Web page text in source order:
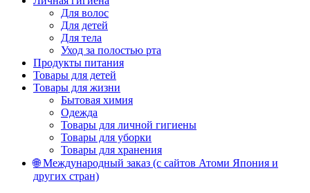
Для волос
Для детей
Для тела
Уход за полостью рта
Продукты питания
Товары для детей
Товары для жизни
Бытовая химия
Одежда
Товары для личной гигиены
Товары для уборки
Товары для хранения
🌐 Международный заказ (с сайтов Атоми Япония и
других стран)